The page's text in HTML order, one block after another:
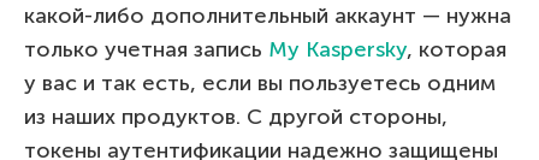
какой-либо дополнительный аккаунт — нужна
только учетная запись My Kaspersky, которая
у вас и так есть, если вы пользуетесь одним
из наших продуктов. С другой стороны,
токены аутентификации надежно защищены